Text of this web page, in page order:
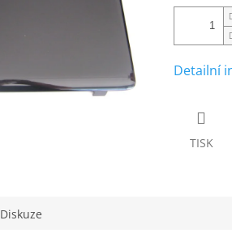
Detailní
TISK
Diskuze